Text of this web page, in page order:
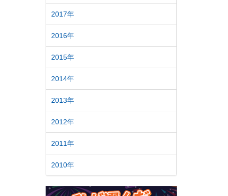
2017年
2016年
2015年
2014年
2013年
2012年
2011年
2010年